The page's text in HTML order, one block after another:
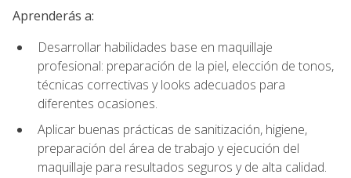
Aprenderás a:
Desarrollar habilidades base en maquillaje
profesional: preparación de la piel, elección de tonos,
técnicas correctivas y looks adecuados para
diferentes ocasiones.
Aplicar buenas prácticas de sanitización, higiene,
preparación del área de trabajo y ejecución del
maquillaje para resultados seguros y de alta calidad.